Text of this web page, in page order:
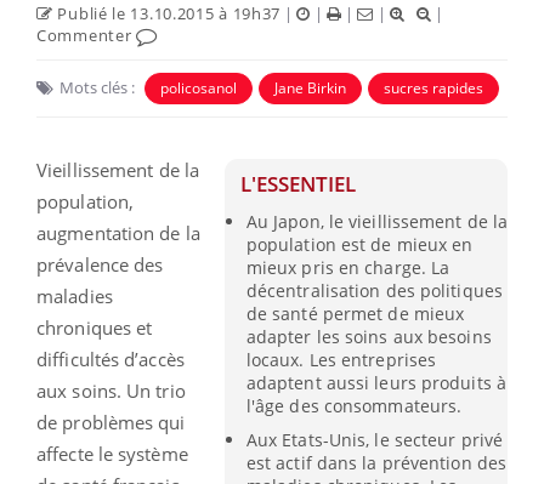
Publié le 13.10.2015 à 19h37 | | | |
|
Commenter
Mots clés : policosanol Jane Birkin sucres rapides
L'ESSENTIEL
Au Japon, le vieillissement de la
population est de mieux en
mieux pris en charge. La
décentralisation des politiques
de santé permet de mieux
adapter les soins aux besoins
locaux. Les entreprises
adaptent aussi leurs produits à
l'âge des consommateurs.
Aux Etats-Unis, le secteur privé
est actif dans la prévention des
Vieillissement de la
population,
augmentation de la
prévalence des
maladies
chroniques et
difficultés d’accès
aux soins. Un trio
de problèmes qui
affecte le système